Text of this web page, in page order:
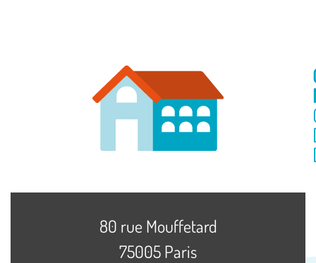
80 rue Mouffetard
75005 Paris